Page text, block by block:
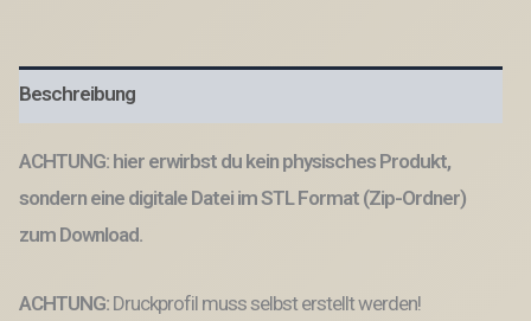
butt
Aufsteller
Toilette
Wc
Bad
Druck
Beschreibung
ACHTUNG: hier erwirbst du kein physisches Produkt,
sondern eine digitale Datei im STL Format (Zip-Ordner)
zum Download.
ACHTUNG: Druckprofil muss selbst erstellt werden!